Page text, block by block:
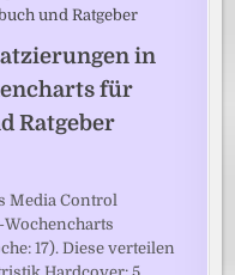
in
für
Ratgeber
Media Control
17). Diese verteilen